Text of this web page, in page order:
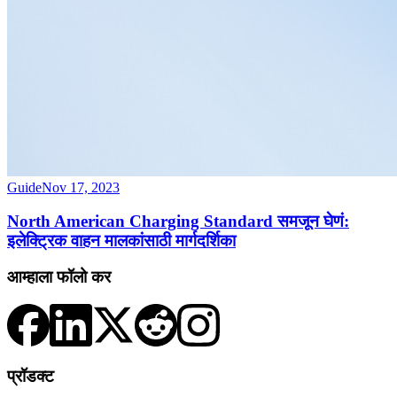
GuideNov 17, 2023
North American Charging Standard समजून घेणं:
इलेक्ट्रिक वाहन मालकांसाठी मार्गदर्शिका
आम्हाला फॉलो कर
प्रॉडक्ट